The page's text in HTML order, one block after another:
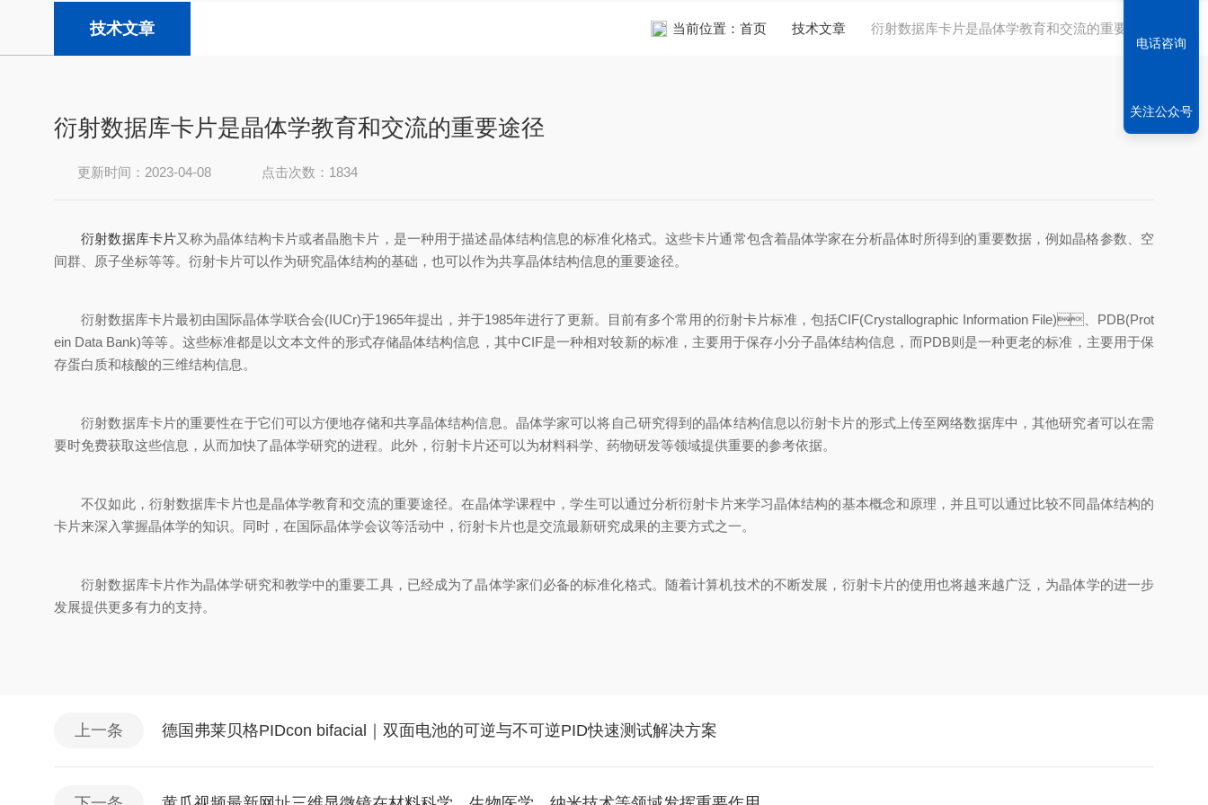
技术文章 当前位置： 首页 技术文章 衍射数据库卡片是晶体学教育和交流的重要途径
衍射数据库卡片是晶体学教育和交流的重要途径
更新时间：2023-04-08 点击次数：1834
衍射数据库卡片又称为晶体结构卡片或者晶胞卡片，是一种用于描述晶体结构信息的标准化格式。这些卡片通常包含着晶体学家在分析晶体时所得到的重要数据，例如晶格参数、空
间群、原子坐标等等。衍射卡片可以作为研究晶体结构的基础，也可以作为共享晶体结构信息的重要途径。
衍射数据库卡片最初由国际晶体学联合会(IUCr)于1965年提出，并于1985年进行了更新。目前有多个常用的衍射卡片标准，包括CIF(Crystallographic Information File)、PDB(Prot
ein Data Bank)等等。这些标准都是以文本文件的形式存储晶体结构信息，其中CIF是一种相对较新的标准，主要用于保存小分子晶体结构信息，而PDB则是一种更老的标准，主要用于保
存蛋白质和核酸的三维结构信息。
衍射数据库卡片的重要性在于它们可以方便地存储和共享晶体结构信息。晶体学家可以将自己研究得到的晶体结构信息以衍射卡片的形式上传至网络数据库中，其他研究者可以在需
要时免费获取这些信息，从而加快了晶体学研究的进程。此外，衍射卡片还可以为材料科学、药物研发等领域提供重要的参考依据。
不仅如此，衍射数据库卡片也是晶体学教育和交流的重要途径。在晶体学课程中，学生可以通过分析衍射卡片来学习晶体结构的基本概念和原理，并且可以通过比较不同晶体结构的
卡片来深入掌握晶体学的知识。同时，在国际晶体学会议等活动中，衍射卡片也是交流最新研究成果的主要方式之一。
衍射数据库卡片作为晶体学研究和教学中的重要工具，已经成为了晶体学家们必备的标准化格式。随着计算机技术的不断发展，衍射卡片的使用也将越来越广泛，为晶体学的进一步
发展提供更多有力的支持。
上一条 德国弗莱贝格PIDcon bifacial｜双面电池的可逆与不可逆PID快速测试解决方案
电话咨询
关注公众号